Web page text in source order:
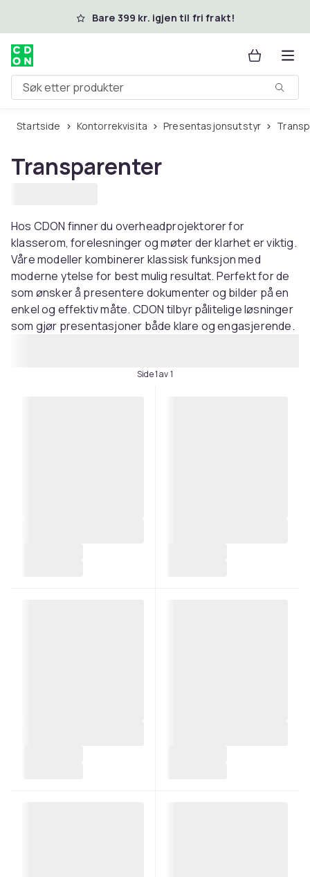
Hopp til hovedinnholdBare 399 kr. igjen til fri frakt!
Søk etter produkter
Startside Kontorrekvisita Presentasjonsutstyr
Transparenter
Hos CDON finner du overheadprojektorer for
klasserom, forelesninger og møter der klarhet er viktig.
Våre modeller kombinerer klassisk funksjon med
moderne ytelse for best mulig resultat. Perfekt for de
som ønsker å presentere dokumenter og bilder på en
enkel og effektiv måte. CDON tilbyr pålitelige løsninger
som gjør presentasjoner både klare og engasjerende.
Side 1 av 1